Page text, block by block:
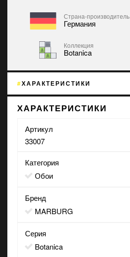
Страна-производитель
Германия
Коллекция
Botanica
ХАРАКТЕРИСТИКИ
ХАРАКТЕРИСТИКИ
Артикул
33007
Категория
Обои
Бренд
MARBURG
Серия
Botanica